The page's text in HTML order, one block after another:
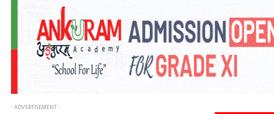
- ADVERTISEMENT -